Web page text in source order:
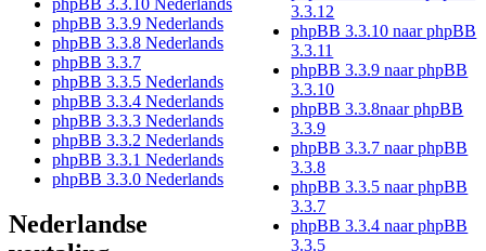
phpBB 3.3.9 Nederlands
phpBB 3.3.8 Nederlands
phpBB 3.3.7
phpBB 3.3.5 Nederlands
phpBB 3.3.4 Nederlands
phpBB 3.3.3 Nederlands
phpBB 3.3.2 Nederlands
phpBB 3.3.1 Nederlands
phpBB 3.3.0 Nederlands
Nederlandse
3.3.12
phpBB 3.3.10 naar phpBB
3.3.11
phpBB 3.3.9 naar phpBB
3.3.10
phpBB 3.3.8naar phpBB
3.3.9
phpBB 3.3.7 naar phpBB
3.3.8
phpBB 3.3.5 naar phpBB
3.3.7
phpBB 3.3.4 naar phpBB
3.3.5